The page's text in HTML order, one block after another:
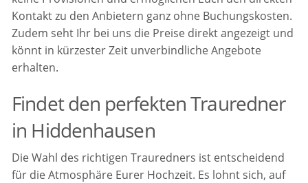
Kontakt zu den Anbietern ganz ohne Buchungskosten.
Zudem seht Ihr bei uns die Preise direkt angezeigt und
könnt in kürzester Zeit unverbindliche Angebote
erhalten.
Findet den perfekten Trauredner
in Hiddenhausen
Die Wahl des richtigen Trauredners ist entscheidend
für die Atmosphäre Eurer Hochzeit. Es lohnt sich, auf